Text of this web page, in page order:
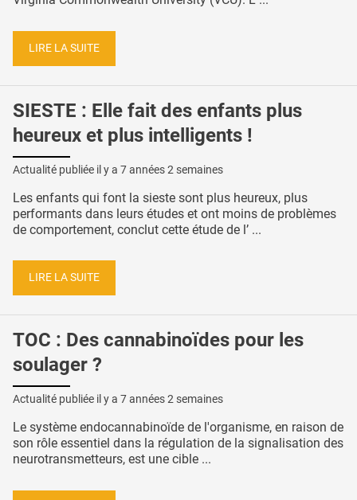
LIRE LA SUITE
SIESTE : Elle fait des enfants plus
heureux et plus intelligents !
Actualité publiée il y a 7 années 2 semaines
Les enfants qui font la sieste sont plus heureux, plus
performants dans leurs études et ont moins de problèmes
de comportement, conclut cette étude de l’ ...
LIRE LA SUITE
TOC : Des cannabinoïdes pour les
soulager ?
Actualité publiée il y a 7 années 2 semaines
Le système endocannabinoïde de l'organisme, en raison de
son rôle essentiel dans la régulation de la signalisation des
neurotransmetteurs, est une cible ...